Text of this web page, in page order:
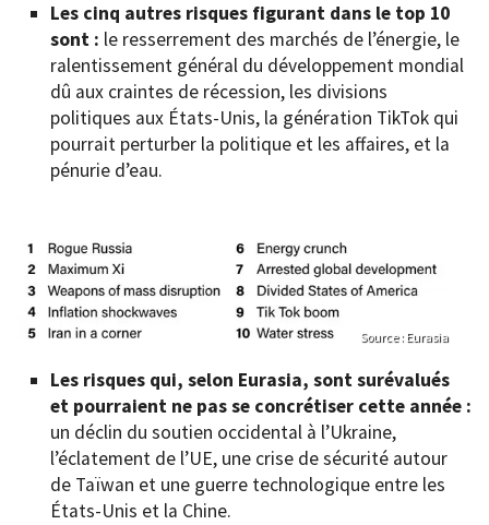
Les cinq autres risques figurant dans le top 10
sont : le resserrement des marchés de l’énergie, le
ralentissement général du développement mondial
dû aux craintes de récession, les divisions
politiques aux États-Unis, la génération TikTok qui
pourrait perturber la politique et les affaires, et la
pénurie d’eau.
Source : Eurasia
Les risques qui, selon Eurasia, sont surévalués
et pourraient ne pas se concrétiser cette année :
un déclin du soutien occidental à l’Ukraine,
l’éclatement de l’UE, une crise de sécurité autour
de Taïwan et une guerre technologique entre les
États-Unis et la Chine.